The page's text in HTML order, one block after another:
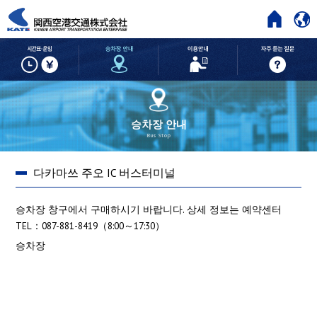
HOME
시간표・운임 승차장 안내 이용안내
승차장 안내
Bus Stop
다카마쓰 주오 IC 버스터미널
승차장 창구에서 구매하시기 바랍니다. 상세 정보는 예약센터
TEL：087-881-8419（8:00～17:30）
승차장